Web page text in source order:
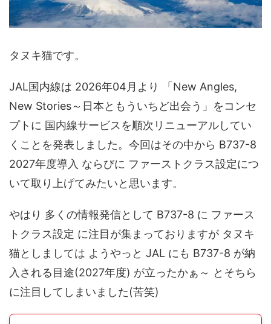
タヌキ猫です。
JAL国内線は 2026年04月より 「New Angles,
New Stories～日本ともういちど出会う」をコンセ
プトに 国内線サービスを順次リニューアルしてい
くことを発表しました。今回はその中から B737-8
2027年度導入 ならびに ファーストクラス設定につ
いて取り上げてみたいと思います。
やはり 多くの情報発信として B737-8 に ファース
トクラス設定 に注目が集まっておりますが タヌキ
猫としましては ようやっと JAL にも B737-8 が納
入される目途(2027年度) が立ったかぁ～ とそちら
に注目してしまいました(苦笑)